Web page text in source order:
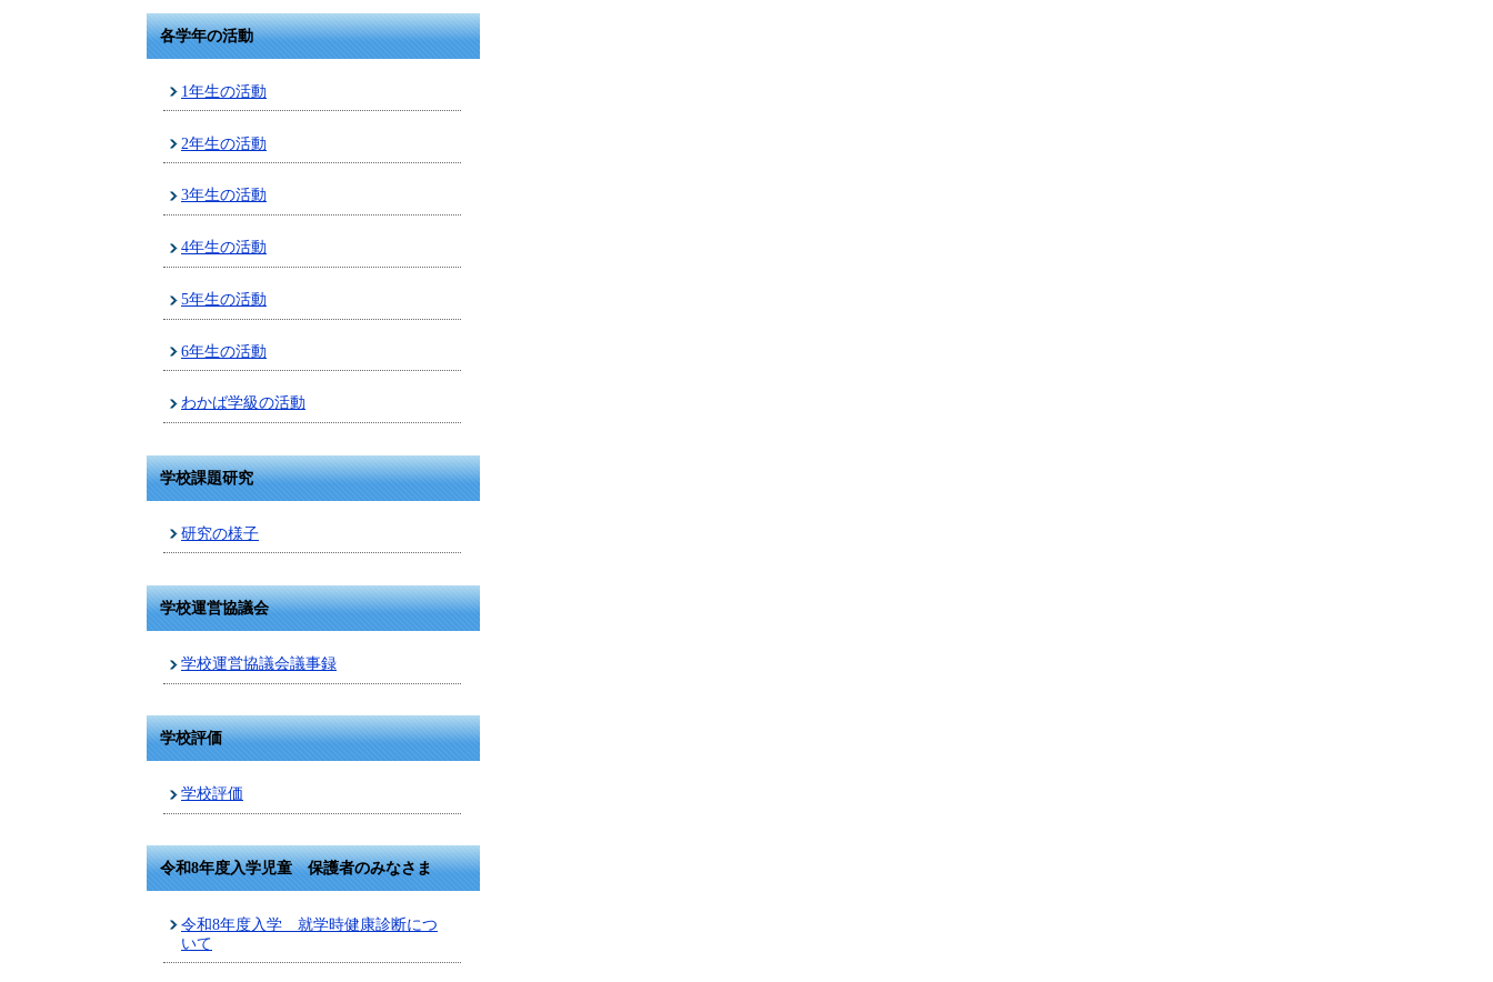
各学年の活動
1年生の活動
2年生の活動
3年生の活動
4年生の活動
5年生の活動
6年生の活動
わかば学級の活動
学校課題研究
研究の様子
学校運営協議会
学校運営協議会議事録
学校評価
学校評価
令和8年度入学児童 保護者のみなさま
令和8年度入学 就学時健康診断につ
いて